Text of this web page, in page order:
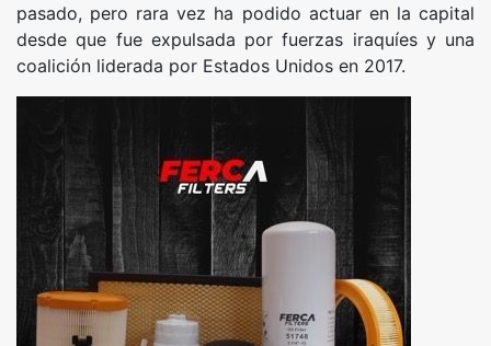
pasado, pero rara vez ha podido actuar en la capital
desde que fue expulsada por fuerzas iraquíes y una
coalición liderada por Estados Unidos en 2017.